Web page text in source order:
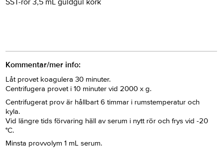
SST-rör 3,5 mL guldgul kork
Kommentar/mer info:
Låt provet koagulera 30 minuter.
Centrifugera provet i 10 minuter vid 2000 x g.
Centrifugerat prov är hållbart 6 timmar i rumstemperatur och
kyla.
Vid längre tids förvaring häll av serum i nytt rör och frys vid -20
°C.
Minsta provvolym 1 mL serum.